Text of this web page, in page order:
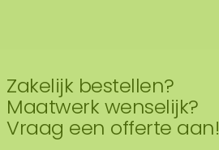
Zakelijk bestellen?
Maatwerk wenselijk?
Vraag een offerte aan!